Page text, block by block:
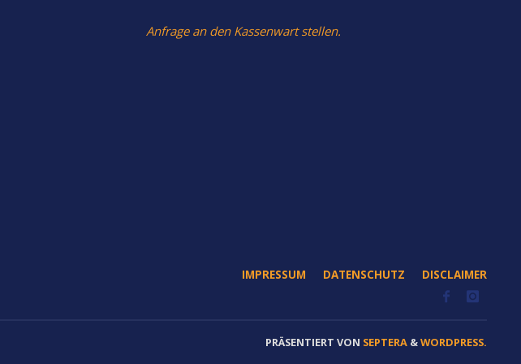
Anfrage an den Kassenwart stellen.
IMPRESSUM DATENSCHUTZ DISCLAIMER
PRÄSENTIERT VON SEPTERA &WORDPRESS.